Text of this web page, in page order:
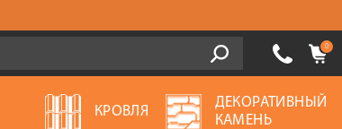
0
КРОВЛЯ
ДЕКОРАТИВНЫЙ
КАМЕНЬ